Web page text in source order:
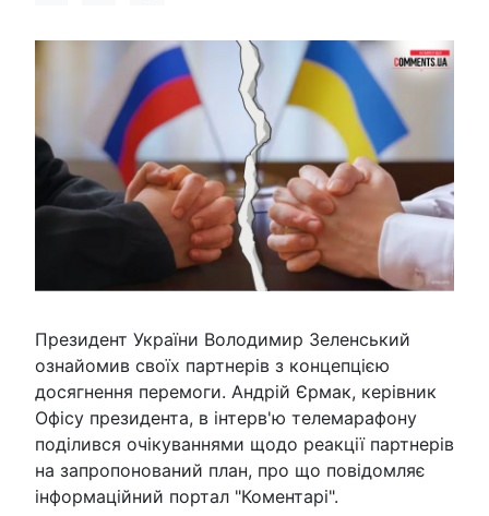
Президент України Володимир Зеленський
ознайомив своїх партнерів з концепцією
досягнення перемоги. Андрій Єрмак, керівник
Офісу президента, в інтерв'ю телемарафону
поділився очікуваннями щодо реакції партнерів
на запропонований план, про що повідомляє
інформаційний портал "Коментарі".